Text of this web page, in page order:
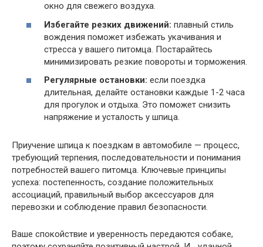
окно для свежего воздуха.
Избегайте резких движений: плавный стиль
вождения поможет избежать укачивания и
стресса у вашего питомца. Постарайтесь
минимизировать резкие повороты и торможения.
Регулярные остановки: если поездка
длительная, делайте остановки каждые 1-2 часа
для прогулок и отдыха. Это поможет снизить
напряжение и усталость у шпица.
Приучение шпица к поездкам в автомобиле — процесс,
требующий терпения, последовательности и понимания
потребностей вашего питомца. Ключевые принципы
успеха: постепенность, создание положительных
ассоциаций, правильный выбор аксессуаров для
перевозки и соблюдение правил безопасности.
Ваше спокойствие и уверенность передаются собаке,